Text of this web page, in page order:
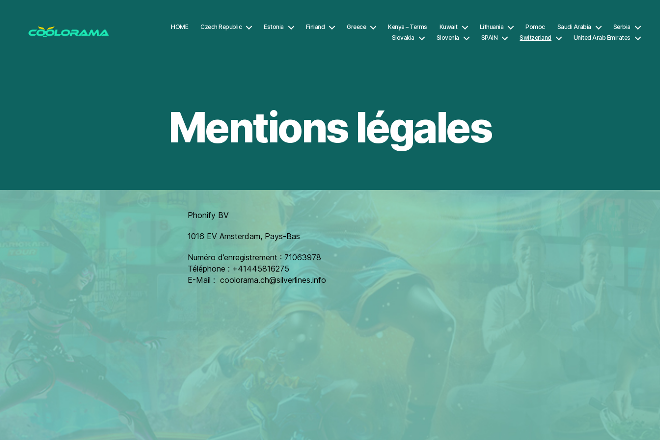
HOME Czech Republic Estonia Finland Greece Kenya – Terms Kuwait Lithuania Pomoc Saudi Arabia
Serbia
Slovakia
Slovenia SPAIN Switzerland United Arab Emirates
Mentions légales
Phonify BV
1016 EV Amsterdam, Pays-Bas
Numéro d’enregistrement : 71063978
Téléphone : +41445816275
E-Mail : coolorama.ch@silverlines.info